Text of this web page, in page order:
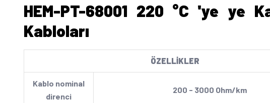
HEM-PT-68001 220 °C 'ye ye
Kabloları
ÖZELLİKLER
Kablo nominal
direnci
200 - 3000 Ohm/km